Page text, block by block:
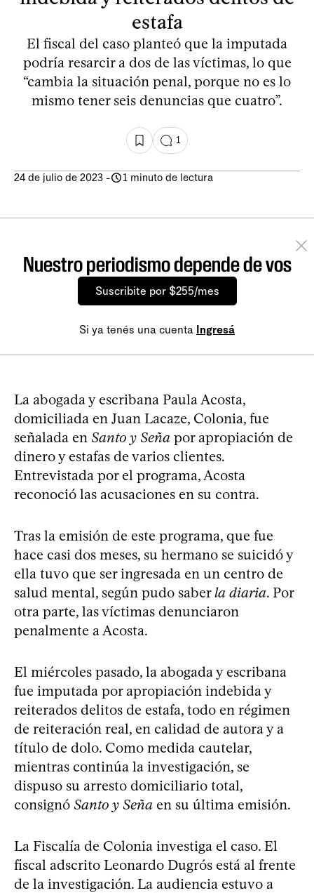
estafa
El fiscal del caso planteó que la imputada
podría resarcir a dos de las víctimas, lo que
“cambia la situación penal, porque no es lo
mismo tener seis denuncias que cuatro”.
1
24 de julio de 2023 - 1 minuto de lectura
Nuestro periodismo depende de vos
Suscribite por $255/mes
Si ya tenés una cuenta Ingresá
La abogada y escribana Paula Acosta,
domiciliada en Juan Lacaze, Colonia, fue
señalada en Santo y Seña por apropiación de
dinero y estafas de varios clientes.
Entrevistada por el programa, Acosta
reconoció las acusaciones en su contra.
Tras la emisión de este programa, que fue
hace casi dos meses, su hermano se suicidó y
ella tuvo que ser ingresada en un centro de
salud mental, según pudo saberla diaria. Por
otra parte, las víctimas denunciaron
penalmente a Acosta.
El miércoles pasado, la abogada y escribana
fue imputada por apropiación indebida y
reiterados delitos de estafa, todo en régimen
de reiteración real, en calidad de autora y a
título de dolo. Como medida cautelar,
mientras continúa la investigación, se
dispuso su arresto domiciliario total,
consignó Santo y Seña en su última emisión.
La Fiscalía de Colonia investiga el caso. El
fiscal adscrito Leonardo Dugrós está al frente
de la investigación. La audiencia estuvo a